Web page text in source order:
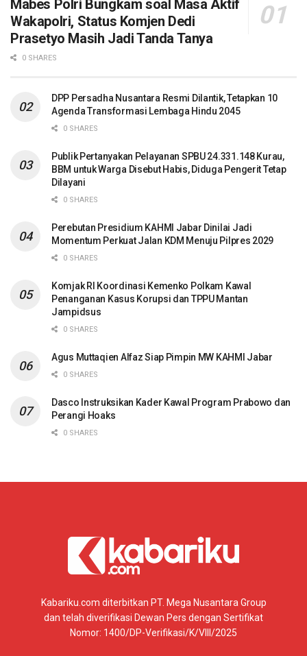
Mabes Polri Bungkam soal Masa Aktif
Wakapolri, Status Komjen Dedi
Prasetyo Masih Jadi Tanda Tanya
0 SHARES
DPP Persadha Nusantara Resmi Dilantik, Tetapkan 10
Agenda Transformasi Lembaga Hindu 2045
0 SHARES
Publik Pertanyakan Pelayanan SPBU 24.331.148 Kurau,
BBM untuk Warga Disebut Habis, Diduga Pengerit Tetap
Dilayani
0 SHARES
Perebutan Presidium KAHMI Jabar Dinilai Jadi
Momentum Perkuat Jalan KDM Menuju Pilpres 2029
0 SHARES
Komjak RI Koordinasi Kemenko Polkam Kawal
Penanganan Kasus Korupsi dan TPPU Mantan
Jampidsus
0 SHARES
Agus Muttaqien Alfaz Siap Pimpin MW KAHMI Jabar
0 SHARES
Dasco Instruksikan Kader Kawal Program Prabowo dan
Perangi Hoaks
0 SHARES
Kabariku.com diterbitkan PT. Mega Nusantara Group
dan telah diverifikasi Dewan Pers dengan Sertifikat
Nomor: 1400/DP-Verifikasi/K/VIII/2025